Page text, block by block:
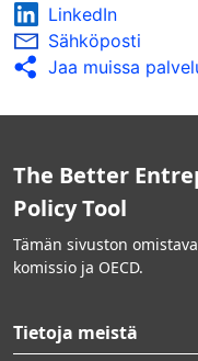
LinkedIn
Sähköposti
Jaa muissa
The Better
Policy Tool
Tämän sivuston
komissio ja OECD.
Tietoja meistä